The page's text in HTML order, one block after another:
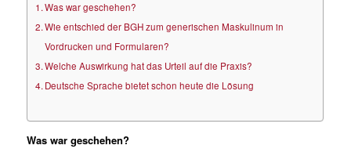
Was war geschehen?
Wie entschied der BGH zum generischen Maskulinum in
Vordrucken und Formularen?
Welche Auswirkung hat das Urteil auf die Praxis?
Deutsche Sprache bietet schon heute die Lösung
Was war geschehen?